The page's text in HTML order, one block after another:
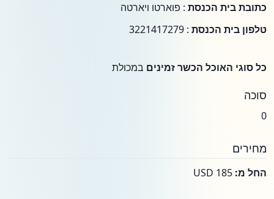
כתובת בית הכנסת : פוארטו ויארטה
טלפון בית הכנסת : 3221417279
כל סוגי האוכל הכשר זמינים במכולת
סוכה
0
מחירים
החל מ: